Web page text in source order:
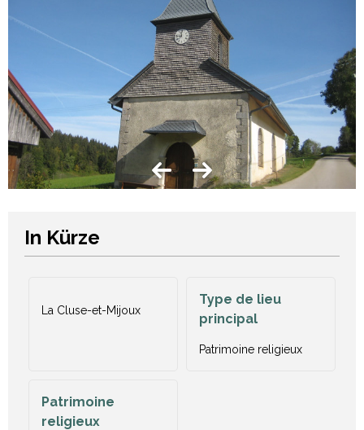
In Kürze
La Cluse-et-Mijoux
Type de lieu
principal
Patrimoine religieux
Patrimoine
religieux